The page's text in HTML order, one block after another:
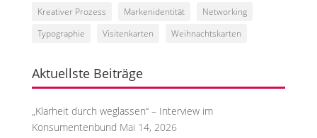
Kreativer Prozess
Markenidentität
Networking
Typographie
Visitenkarten Weihnachtskarten
Aktuellste Beiträge
„Klarheit durch weglassen“ – Interview im
Konsumentenbund Mai 14, 2026